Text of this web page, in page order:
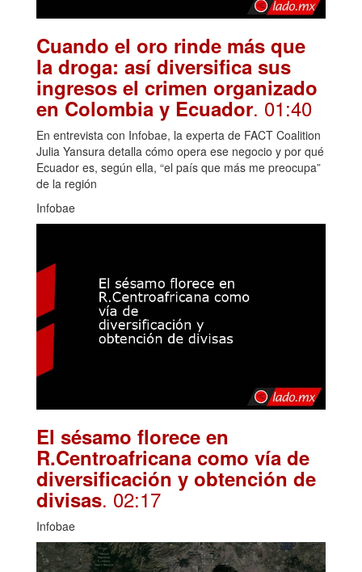
Cuando el oro rinde más que
la droga: así diversifica sus
ingresos el crimen organizado
en Colombia y Ecuador. 01:40
En entrevista con Infobae, la experta de FACT Coalition
Julia Yansura detalla cómo opera ese negocio y por qué
Ecuador es, según ella, “el país que más me preocupa”
de la región
Infobae
El sésamo florece en
R.Centroafricana como vía de
diversificación y obtención de
divisas. 02:17
Infobae